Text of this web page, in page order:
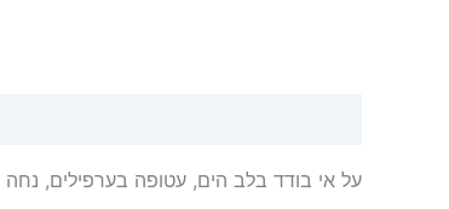
על אי בודד בלב הים, עטופה בערפילים,